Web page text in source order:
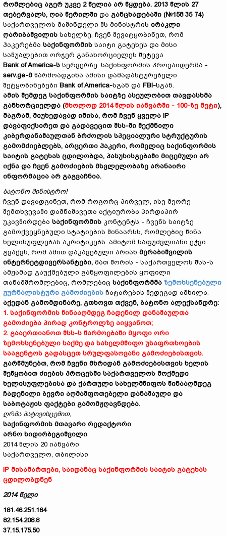
რომლებიც აგერ უკვე 2 წელია არ წყდება. 2013 წლის 27
თებერვალს, ღია წერილში და განცხადებაში (№158 35 74)
საქართველოს მაშინდელი შს მინისტრის ირაკლი
ღარიბაშვილის სახელზე, ჩვენ შევატყობინეთ, რომ
ჰაკერებმა საქინფორმის საიტი გატეხეს და მისი
საშუალებით ორჯერ განახორციელეს შეტევა
Bank of America-ს სერვერზე. საქინფორმის პროვაიდერმა -
serv.ge-მ წარმოადგინა ამისი დამადასტურებელი
შეტყობინებები Bank of America-სგან და FBI-სგან.
ამის შემდეგ საქინფორმის საიტზე ასეულობით თავდასხმა
განხორციელდა (მხოლოდ 2014 წლის იანვარში - 100-ზე მეტი),
მაგრამ, მიუხედავად იმისა, რომ ჩვენ ყველა IP
დავაფიქსირეთ და გადავეცით შსს-ში შექმნილი
კიბერდანაშაულთან ბრძოლის სპეციალური სტრუქტურის
გამომძიებლებს, არცერთი ჰაკერი, რომელიც საქინფორმის
საიტის გატეხას ცდილობდა, პასუხისგებაში მიცემული არ
იქნა და ჩვენ გამოძიების მსვლელობაზე არანაირი
ინფორმაცია არ გაგვაჩნია.
ბატონო მინისტრო!
ჩვენ დავადგინეთ, რომ როგორც პირველ, ისე მეორე
შემთხვევაში დამნაშავეთა აქტიურობა პირდაპირ
უკავშირდება საქინფორმის კონტენტს - ჩვენს საიტზე
გამოქვეყნებული სტატიების შინაარსს, რომლებიც წინა
ხელისუფლებას აკრიტიკებს. ამიტომ საფუძვლიანი ეჭვი
გვაქვს, რომ ამით დაკავებული არიან მერაბიშვილის
ინტერნეტდივერსანტები, მათ შორის - საქართველოს შსს-ს
ამჟამად გაუქმებული განყოფილების ყოფილი
თანამშრომლებიც, რომლებიც საქინფორმმა ზემოხსენებული
ჟურნალისტური გამოძიების ჩატარების შედეგად ამხილა.
აქედან გამომდინარე, გთხოვთ თქვენ, ბატონო ალექსანდრე:
1. საქინფორმის წინააღმდეგ ჩადენილ დანაშაულთა
გამოძიება პირად კონტროლზე აიყვანოთ;
2. გააერთიანოთ შსს-ს წარმოებაში მყოფი ორი
ზემოხსენებული საქმე და სახელმწიფო უსაფრთხოების
სააგენტოს გადასცეთ სრულფასოვანი გამოძიებისთვის.
გარწმუნებთ, რომ ჩვენი მხრიდან გამოძიებისთვის ხელის
შეწყობით ძიების პროცესში საქართველოს მოქმედი
ხელისუფლებისა და ქართული სახელმწიფოს წინააღმდეგ
ჩადენილი ბევრი აღმაშფოთებელი დანაშაული და
საბოტაჟის ფაქტები გამომჟღავნდება.
ღრმა პატივისცემით,
საქინფორმის მთავარი რედაქტორი
არნო ხიდირბეგიშვილი
2014 წლის 20 იანვარი
საქართველო, თბილისი
IP მისამართები, საიდანაც საქინფორმის საიტის გატეხას
ცდილობდნენ
2014 წელი
181.46.251.164
82.154.208.8
37.15.175.50